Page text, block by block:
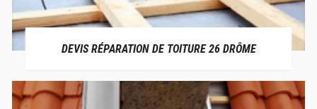
DEVIS RÉPARATION DE TOITURE 26 DRÔME